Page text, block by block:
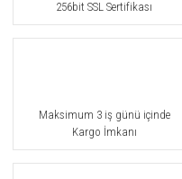
256bit SSL Sertifikası
Maksimum 3 iş günü içinde
Kargo İmkanı